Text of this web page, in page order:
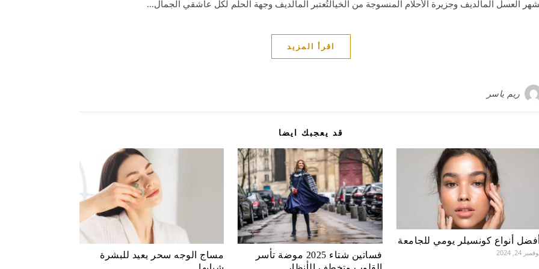
العسل المالديف وجزيرة الأحلام المنسوجة من الخيالتُعتبر المالديف وجهة الحلم لكل عاشقي الجمال…
اقرأ المزيد
ريم ياسر
قد يعجبك ايضا
مساج الوجه سحر يعيد للبشرة
فساتين شتاء 2025 موضة تأسر
أفضل أنواع كونسيلر يومي للجامعة
24, 2024